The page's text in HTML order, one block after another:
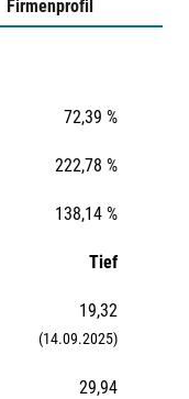
Firmenprofil
72,39 %
222,78 %
138,14 %
Tief
19,32
(14.09.2025)
29,94